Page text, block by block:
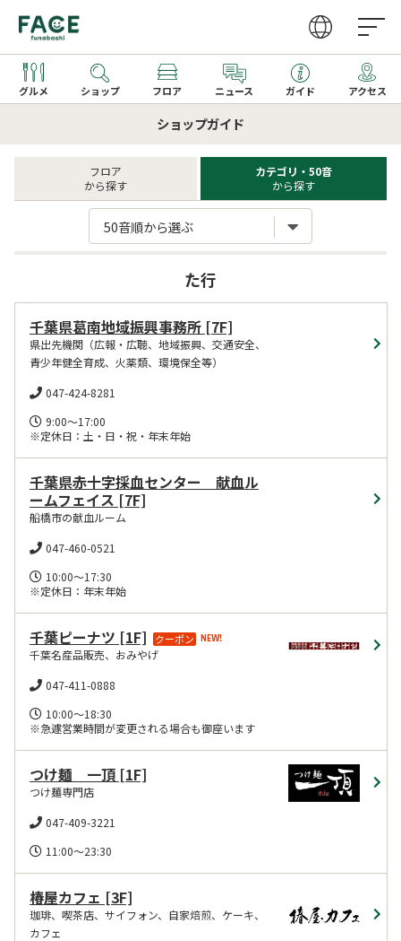
グルメ ショップ フロア ニュース ガイド アクセス
営業時間
アクセス
ファッション・雑貨
レストラン
家電
文化ホール
スクール・カルチャー
オフィス
グルメガイドTOP
レストラン一覧
キッズメニュー一覧
取り扱いショップ一覧
新着ギフト
ショップガイド
フロア
から探す
カテゴリ・50音
から探す
50音順から選ぶ
た行
千葉県葛南地域振興事務所 [7F]
県出先機関（広報・広聴、地域振興、交通安全、
青少年健全育成、火薬類、環境保全等）
047-424-8281
9:00～17:00
※定休日：土・日・祝・年末年始
千葉県赤十字採血センター 献血ル
ームフェイス [7F]
船橋市の献血ルーム
047-460-0521
10:00～17:30
※定休日：年末年始
千葉ピーナツ [1F] クーポン NEW!
千葉名産品販売、おみやげ
047-411-0888
10:00～18:30
※急遽営業時間が変更される場合も御座います
つけ麺 一頂 [1F]
つけ麺専門店
047-409-3221
11:00～23:30
椿屋カフェ [3F]
珈琲、喫茶店、サイフォン、自家焙煎、ケーキ、
カフェ